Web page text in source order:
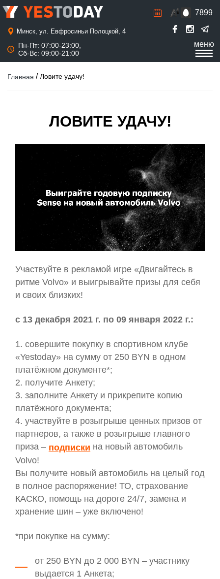
меню
Минск, ул. Евфросиньи Полоцкой, 4
Пн-Пт: 07:00-23:00,
Сб-Вс: 09:00-21:00
7899
Р
Главная /Ловите удачу!
ЛОВИТЕ УДАЧУ!
Участвуйте в рекламой игре «Двигайтесь в
ритме Volvo» и выигрывайте призы для себя
и своих близких!
с 13 декабря 2021 г. по 09 января 2022 г.:
1. совершите покупку в спортивном клубе
«Yestoday» на сумму от 250 BYN в одном
платёжном документе*;
2. получите Анкету;
3. заполните Анкету и прикрепите копию
платёжного документа;
4. участвуйте в розыгрыше ценных призов от
партнеров, а также в розыгрыше главного
приза – подписки на новый автомобиль
Volvo!
Вы получите новый автомобиль на целый год
в полное распоряжение! ТО, страхование
КАСКО, помощь на дороге 24/7, замена и
хранение шин – уже включено!
*при покупке на сумму:
от 250 BYN до 2 000 BYN – участнику
выдается 1 Анкета;